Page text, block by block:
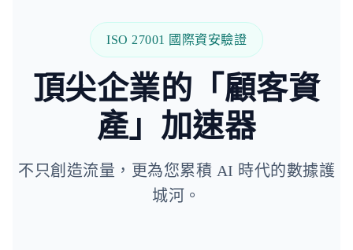
ISO 27001 國際資安驗證
頂尖企業的「顧客資
產」加速器
不只創造流量，更為您累積 AI 時代的數據護
城河。